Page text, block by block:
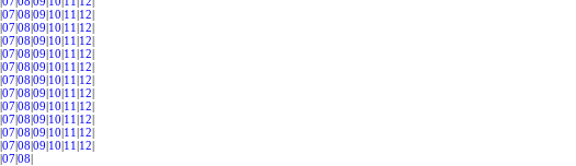
|07|08|09|10|11|12|
|07|08|09|10|11|12|
|07|08|09|10|11|12|
|07|08|09|10|11|12|
|07|08|09|10|11|12|
|07|08|09|10|11|12|
|07|08|09|10|11|12|
|07|08|09|10|11|12|
|07|08|09|10|11|12|
|07|08|09|10|11|12|
|07|08|09|10|11|12|
|07|08|